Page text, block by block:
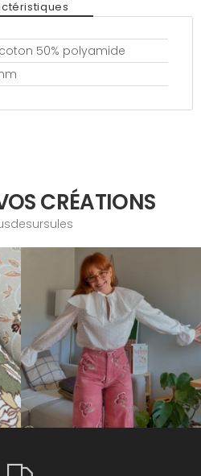
50% polyamide
CRÉATIONS